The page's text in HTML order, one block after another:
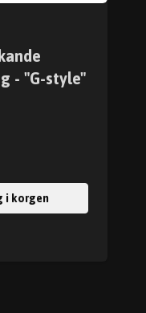
- "G-style"
i korgen